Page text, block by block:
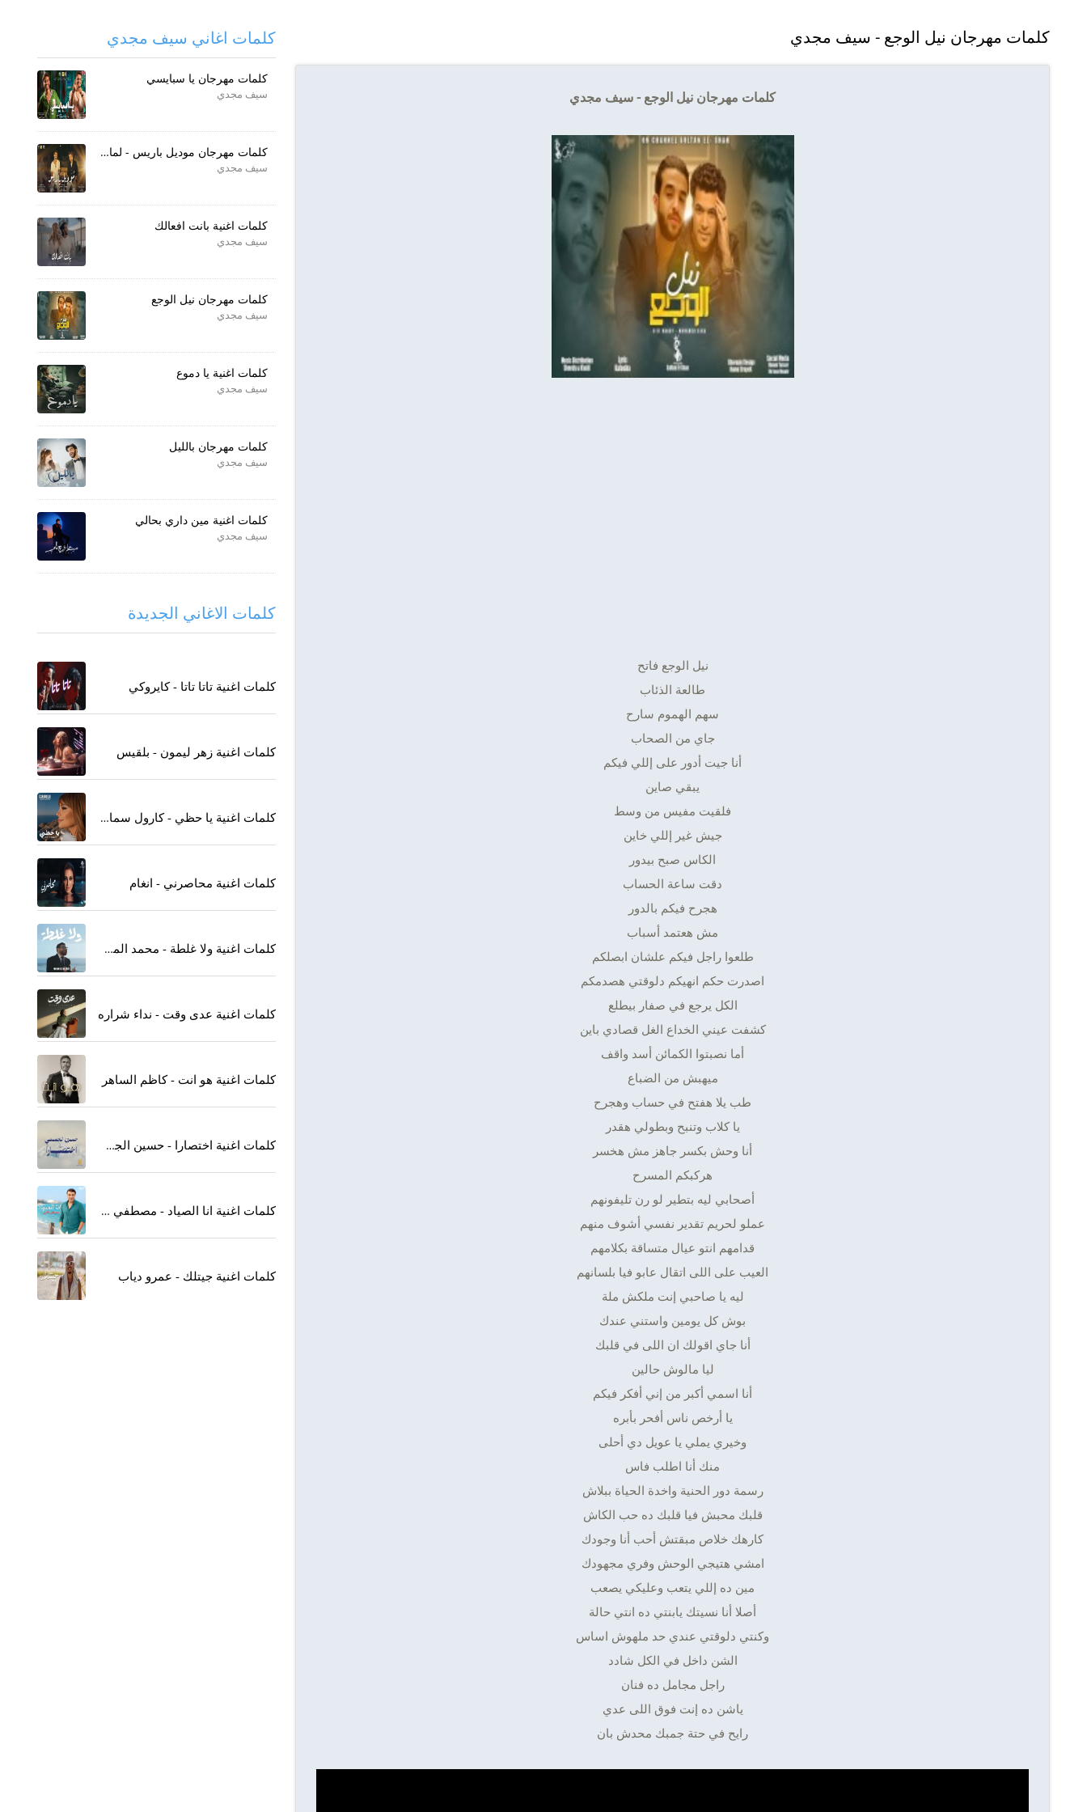
كلمات مهرجان نيل الوجع - سيف مجدي
كلمات مهرجان نيل الوجع - سيف مجدي
نيل الوجع فاتح
طالعة الذئاب
سهم الهموم سارح
جاي من الصحاب
أنا جيت أدور على إللي فيكم
يبقي صاين
فلقيت مفيس من وسط
جيش غير إللي خاين
الكاس صبح بيدور
دقت ساعة الحساب
هجرح فيكم بالدور
مش هعتمد أسباب
طلعوا راجل فيكم علشان ابصلكم
اصدرت حكم انهيكم دلوقتي هصدمكم
الكل يرجع في صفار بيطلع
كشفت عيني الخداع الغل قصادي باين
أما نصبتوا الكمائن أسد واقف
ميهبش من الضباع
طب يلا هفتح في حساب وهجرح
يا كلاب وتنبح وبطولي هقدر
أنا وحش بكسر جاهز مش هخسر
هركبكم المسرح
أصحابي ليه بتطير لو رن تليفونهم
عملو لحريم تقدير نفسي أشوف منهم
قدامهم انتو عيال متساقة بكلامهم
العيب على اللى اتقال عابو فيا بلسانهم
ليه يا صاحبي إنت ملكش ملة
بوش كل يومين واستني عندك
أنا جاي اقولك ان اللى في قلبك
ليا مالوش حالين
أنا اسمي أكبر من إني أفكر فيكم
يا أرخص ناس أفحر بأبره
وخيري يملي يا عويل دي أحلى
منك أنا اطلب فاس
رسمة دور الحنية واخدة الحياة ببلاش
قلبك محبش فيا قلبك ده حب الكاش
كارهك خلاص مبقتش أحب أنا وجودك
امشي هتيجي الوحش وفري مجهودك
مين ده إللي يتعب وعليكي يصعب
أصلا أنا نسيتك يابنتي ده انتي حالة
وكنتي دلوقتي عندي حد ملهوش اساس
الشن داخل في الكل شادد
راجل مجامل ده فنان
ياشن ده إنت فوق اللى عدي
رايح في حتة جمبك محدش بان
كلمات اغاني سيف مجدي
كلمات مهرجان يا سبايسي
سيف مجدي
كلمات مهرجان موديل باريس - لما البطل يلعب
سيف مجدي
كلمات اغنية بانت افعالك
سيف مجدي
كلمات مهرجان نيل الوجع
سيف مجدي
كلمات اغنية يا دموع
سيف مجدي
كلمات مهرجان بالليل
سيف مجدي
كلمات اغنية مين داري بحالي
سيف مجدي
كلمات الاغاني الجديدة
كلمات اغنية تاتا تاتا - كايروكي
كلمات اغنية زهر ليمون - بلقيس
كلمات اغنية يا حظي - كارول سماحة
كلمات اغنية محاصرني - انغام
كلمات اغنية ولا غلطة - محمد المجذوب
كلمات اغنية عدى وقت - نداء شراره
كلمات اغنية هو انت - كاظم الساهر
كلمات اغنية اختصارا - حسين الجسمي
كلمات اغنية انا الصياد - مصطفي كامل
كلمات اغنية جيتلك - عمرو دياب